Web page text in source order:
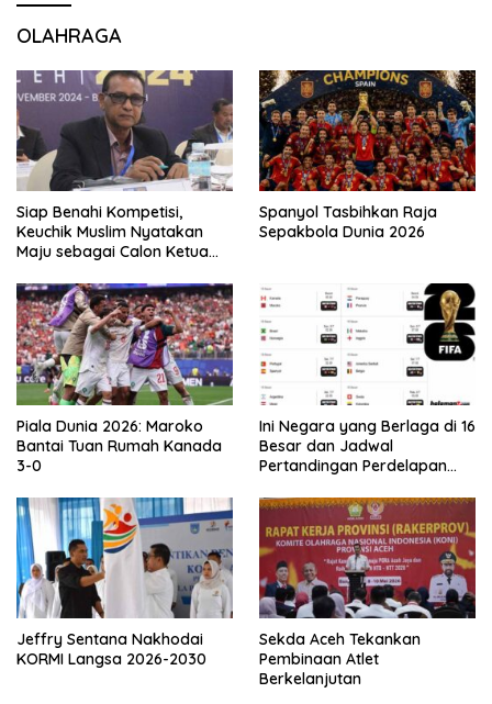
OLAHRAGA
Siap Benahi Kompetisi,
Keuchik Muslim Nyatakan
Maju sebagai Calon Ketua
Spanyol Tasbihkan Raja
Sepakbola Dunia 2026
Piala Dunia 2026: Maroko
Bantai Tuan Rumah Kanada
3-0
Ini Negara yang Berlaga di 16
Besar dan Jadwal
Pertandingan Perdelapan
Jeffry Sentana Nakhodai
KORMI Langsa 2026-2030
Sekda Aceh Tekankan
Pembinaan Atlet
Berkelanjutan